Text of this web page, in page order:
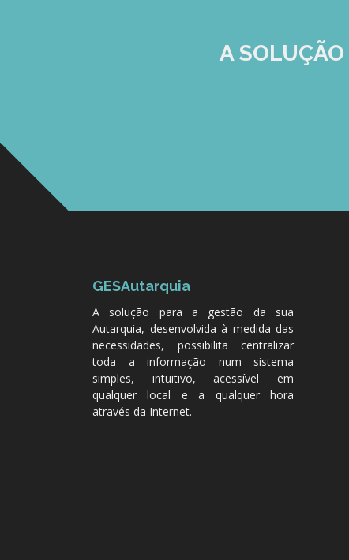
A SOLUÇÃO
GESAutarquia
A solução para a gestão da sua
Autarquia, desenvolvida à medida das
necessidades, possibilita centralizar
toda a informação num sistema
simples, intuitivo, acessível em
qualquer local e a qualquer hora
através da Internet.